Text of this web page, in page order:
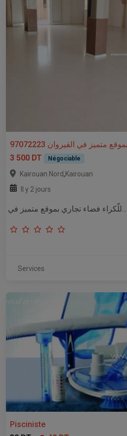
متميز في القيروان 97072223
3 500 DT
Négociable
Kairouan Nord,Kairouan
Il y 2 jours
للّكراء فضاء تجاري بموقع متميز في...
Services
Pisciniste